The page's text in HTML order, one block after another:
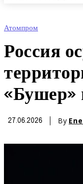
Атомпром
Россия
«Бушер»
27.06.2026 By